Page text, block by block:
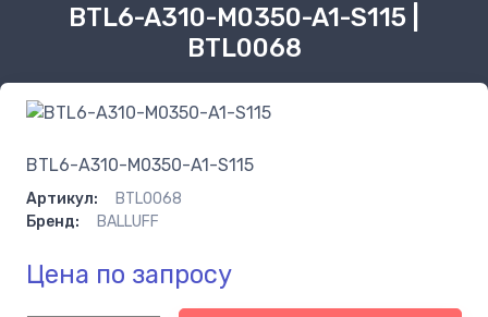
BTL6-A310-M0350-A1-S115 |
BTL0068
BTL6-A310-M0350-A1-S115
Артикул:
BTL0068
Бренд:
BALLUFF
Цена по запросу